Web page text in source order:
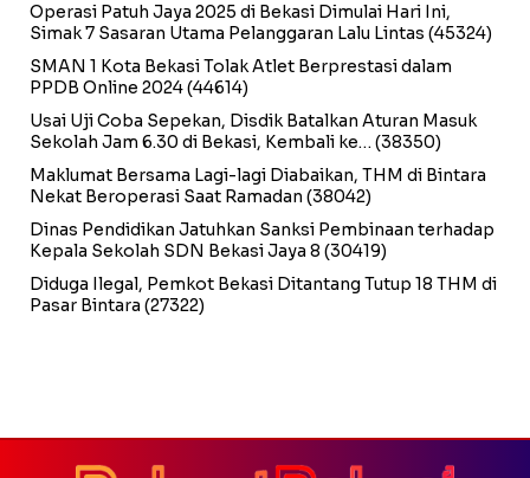
Operasi Patuh Jaya 2025 di Bekasi Dimulai Hari Ini,
Simak 7 Sasaran Utama Pelanggaran Lalu Lintas (45324)
SMAN 1 Kota Bekasi Tolak Atlet Berprestasi dalam
PPDB Online 2024(44614)
Usai Uji Coba Sepekan, Disdik Batalkan Aturan Masuk
Sekolah Jam 6.30 di Bekasi, Kembali ke… (38350)
Maklumat Bersama Lagi-lagi Diabaikan, THM di Bintara
Nekat Beroperasi Saat Ramadan (38042)
Dinas Pendidikan Jatuhkan Sanksi Pembinaan terhadap
Kepala Sekolah SDN Bekasi Jaya 8 (30419)
Diduga Ilegal, Pemkot Bekasi Ditantang Tutup 18 THM di
Pasar Bintara (27322)